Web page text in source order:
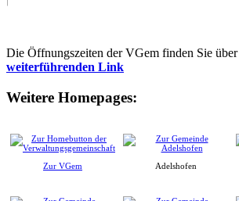
Die Öffnungszeiten der VGem finden Sie über
weiterführenden Link
Weitere Homepages:
Zur VGem Adelshofen